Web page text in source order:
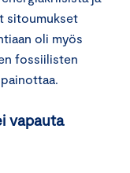
sitoumukset
oli myös
fossiilisten
vapauta